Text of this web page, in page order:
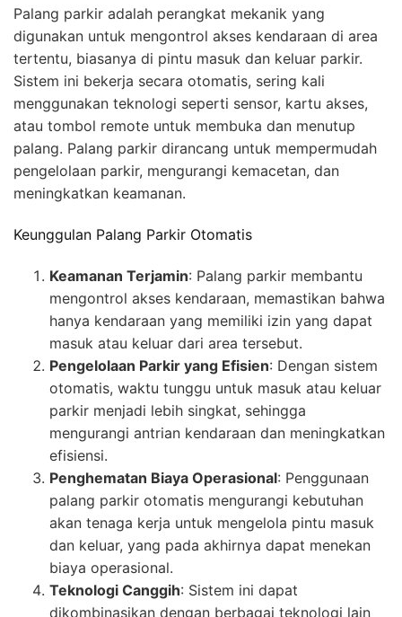
Palang parkir adalah perangkat mekanik yang
digunakan untuk mengontrol akses kendaraan di area
tertentu, biasanya di pintu masuk dan keluar parkir.
Sistem ini bekerja secara otomatis, sering kali
menggunakan teknologi seperti sensor, kartu akses,
atau tombol remote untuk membuka dan menutup
palang. Palang parkir dirancang untuk mempermudah
pengelolaan parkir, mengurangi kemacetan, dan
meningkatkan keamanan.
Keunggulan Palang Parkir Otomatis
Keamanan Terjamin: Palang parkir membantu
mengontrol akses kendaraan, memastikan bahwa
hanya kendaraan yang memiliki izin yang dapat
masuk atau keluar dari area tersebut.
Pengelolaan Parkir yang Efisien: Dengan sistem
otomatis, waktu tunggu untuk masuk atau keluar
parkir menjadi lebih singkat, sehingga
mengurangi antrian kendaraan dan meningkatkan
efisiensi.
Penghematan Biaya Operasional: Penggunaan
palang parkir otomatis mengurangi kebutuhan
akan tenaga kerja untuk mengelola pintu masuk
dan keluar, yang pada akhirnya dapat menekan
biaya operasional.
Teknologi Canggih: Sistem ini dapat
dikombinasikan dengan berbagai teknologi lain